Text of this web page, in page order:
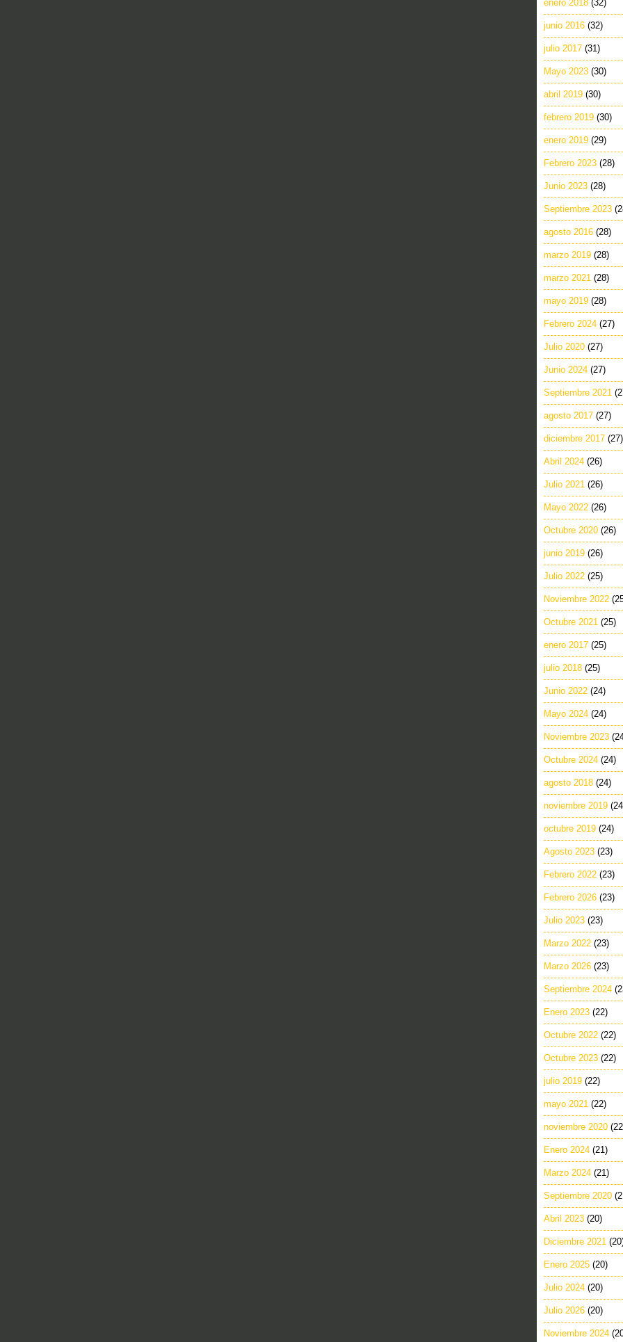
enero 2018 (32)
junio 2016 (32)
julio 2017 (31)
Mayo 2023 (30)
abril 2019 (30)
febrero 2019 (30)
enero 2019 (29)
Febrero 2023 (28)
Junio 2023 (28)
Septiembre 2023
agosto 2016 (28)
marzo 2019 (28)
marzo 2021 (28)
mayo 2019 (28)
Febrero 2024 (27)
Julio 2020 (27)
Junio 2024 (27)
Septiembre 2021
agosto 2017 (27)
diciembre 2017 (27)
Abril 2024 (26)
Julio 2021 (26)
Mayo 2022 (26)
Octubre 2020 (26)
junio 2019 (26)
Julio 2022 (25)
Noviembre 2022
Octubre 2021 (25)
enero 2017 (25)
julio 2018 (25)
Junio 2022 (24)
Mayo 2024 (24)
Noviembre 2023
Octubre 2024 (24)
agosto 2018 (24)
noviembre 2019
octubre 2019 (24)
Agosto 2023 (23)
Febrero 2022 (23)
Febrero 2026 (23)
Julio 2023 (23)
Marzo 2022 (23)
Marzo 2026 (23)
Septiembre 2024
Enero 2023 (22)
Octubre 2022 (22)
Octubre 2023 (22)
julio 2019 (22)
mayo 2021 (22)
noviembre 2020
Enero 2024 (21)
Marzo 2024 (21)
Septiembre 2020
Abril 2023 (20)
Diciembre 2021
Enero 2025 (20)
Julio 2024 (20)
Julio 2026 (20)
Noviembre 2024